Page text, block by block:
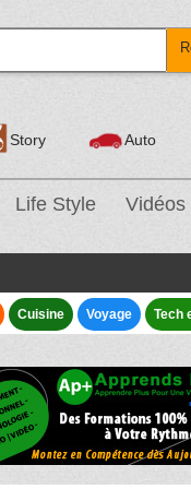
Story Auto
Life Style Vidéos
Cuisine Voyage Tech